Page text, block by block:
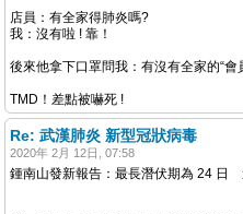
店員：有全家得肺炎嗎?
我：沒有啦 ! 靠！
後來他拿下口罩問我：有沒有全家的“會
TMD！差點被嚇死 !
Re: 武漢肺炎 新型冠狀病毒
2020年 2月 12日, 07:58
鍾南山發新報告：最長潛伏期為 24 日